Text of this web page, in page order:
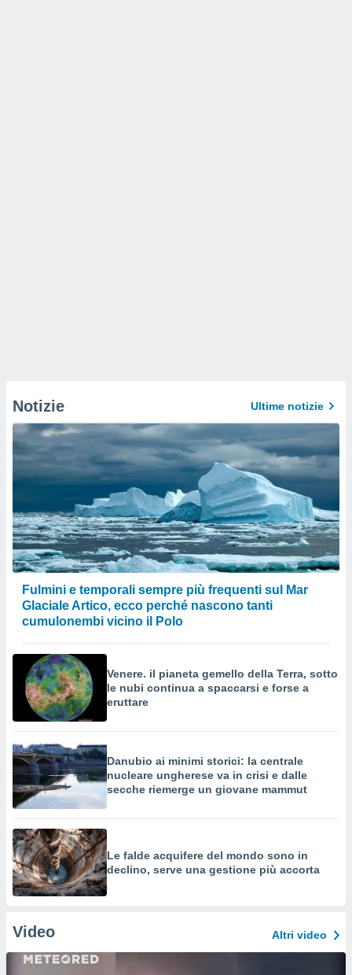
Notizie Ultime notizie
Fulmini e temporali sempre più frequenti sul Mar
Glaciale Artico, ecco perché nascono tanti
cumulonembi vicino il Polo
Venere. il pianeta gemello della Terra, sotto
le nubi continua a spaccarsi e forse a
eruttare
Danubio ai minimi storici: la centrale
nucleare ungherese va in crisi e dalle
secche riemerge un giovane mammut
Le falde acquifere del mondo sono in
declino, serve una gestione più accorta
Video Altri video